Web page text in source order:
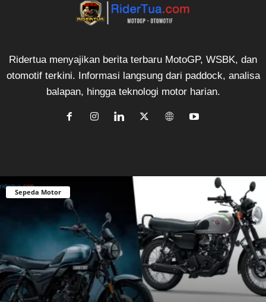
Ridertua menyajikan berita terbaru MotoGP, WSBK, dan
otomotif terkini. Informasi langsung dari paddock, analisa
balapan, hingga teknologi motor harian.
Sepeda Motor